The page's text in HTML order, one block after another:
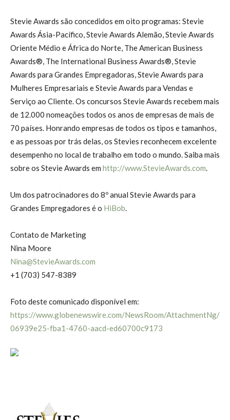
Stevie Awards são concedidos em oito programas: Stevie
Awards Ásia-Pacífico, Stevie Awards Alemão, Stevie Awards
Oriente Médio e África do Norte, The American Business
Awards®, The International Business Awards®, Stevie
Awards para Grandes Empregadoras, Stevie Awards para
Mulheres Empresariais e Stevie Awards para Vendas e
Serviço ao Cliente. Os concursos Stevie Awards recebem mais
de 12.000 nomeações todos os anos de empresas de mais de
70 países. Honrando empresas de todos os tipos e tamanhos,
e as pessoas por trás delas, os Stevies reconhecem excelente
desempenho no local de trabalho em todo o mundo. Saiba mais
sobre os Stevie Awards em http://www.StevieAwards.com.
Um dos patrocinadores do 8º anual Stevie Awards para
Grandes Empregadores é o HiBob.
Contato de Marketing
Nina Moore
Nina@StevieAwards.com
+1 (703) 547-8389
Foto deste comunicado disponível em:
https://www.globenewswire.com/NewsRoom/AttachmentNg/
06939e25-fba1-4760-aacd-ed60700c9173